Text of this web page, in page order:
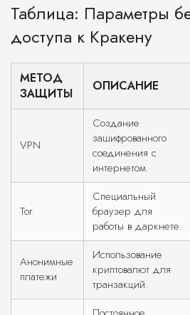
Таблица: Параметры
доступа к Кракену
МЕТОД
ЗАЩИТЫ
ОПИСАНИЕ
VPN
Создание
зашифрованного
соединения с
интернетом.
Tor
Специальный
браузер для
работы в даркнете.
Анонимные
платежи
Использование
криптовалют для
транзакций.